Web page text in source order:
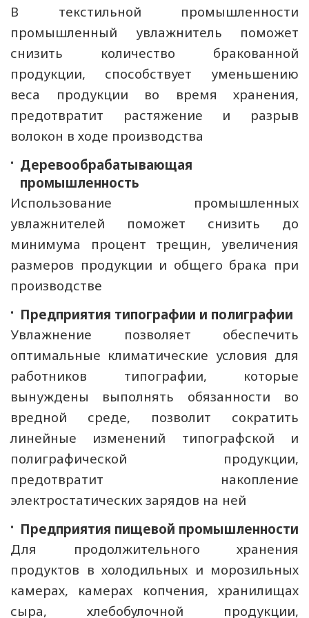
В текстильной промышленности
промышленный увлажнитель поможет
снизить количество бракованной
продукции, способствует уменьшению
веса продукции во время хранения,
предотвратит растяжение и разрыв
волокон в ходе производства
Деревообрабатывающая
промышленность
Использование промышленных
увлажнителей поможет снизить до
минимума процент трещин, увеличения
размеров продукции и общего брака при
производстве
Предприятия типографии и полиграфии
Увлажнение позволяет обеспечить
оптимальные климатические условия для
работников типографии, которые
вынуждены выполнять обязанности во
вредной среде, позволит сократить
линейные изменений типографской и
полиграфической продукции,
предотвратит накопление
электростатических зарядов на ней
Предприятия пищевой промышленности
Для продолжительного хранения
продуктов в холодильных и морозильных
камерах, камерах копчения, хранилищах
сыра, хлебобулочной продукции,